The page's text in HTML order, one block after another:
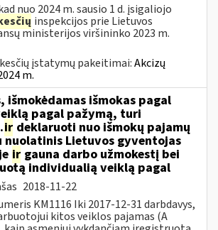
nuo 2024 m. sausio 1 d. įsigaliojo
inspekcijos prie Lietuvos
ministerijos viršininko 2023 m.
įstatymų pakeitimai:Akcizų
m.
išmokėdamas išmokas pagal
pagal pažymą, turi
ir deklaruoti nuo išmokų pajamų
nuolatinis Lietuvos gyventojas
ir gauna darbo užmokestį bei
individualią veiklą pagal
2018-11-22
KM1116 Iki 2017-12-31 darbdavys,
kitos veiklos pajamas (A